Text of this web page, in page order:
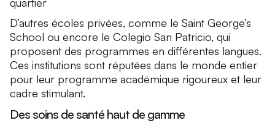
D’autres écoles privées, comme le Saint George’s
School ou encore le Colegio San Patricio, qui
proposent des programmes en différentes langues.
Ces institutions sont réputées dans le monde entier
pour leur programme académique rigoureux et leur
cadre stimulant.
Des soins de santé haut de gamme